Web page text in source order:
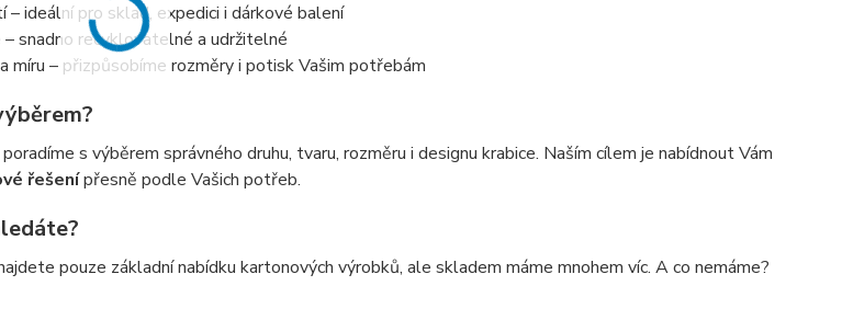
ideální pro sklad, expedici i dárkové balení
snadno recyklovatelné a udržitelné
– přizpůsobíme rozměry i potisk Vašim potřebám
s výběrem správného druhu, tvaru, rozměru i designu krabice. Naším cílem je nabídnout Vám
řešenípřesně podle Vašich potřeb.
pouze základní nabídku kartonových výrobků, ale skladem máme mnohem víc. A co nemáme?